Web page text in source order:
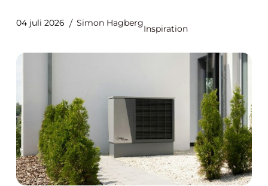
04 juli 2026 Simon Hagberg
Inspiration